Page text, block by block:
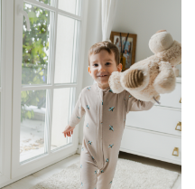
Ft - 10990 Ft